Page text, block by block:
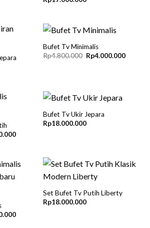
Bufet Tv Minimalis
Rp4.800.000 Original
price
Rp4.000.000Current
Current
Bufet Tv Ukir Jepara
Rp18.000.000
Current
Set Bufet Tv Putih Liberty
Rp18.000.000